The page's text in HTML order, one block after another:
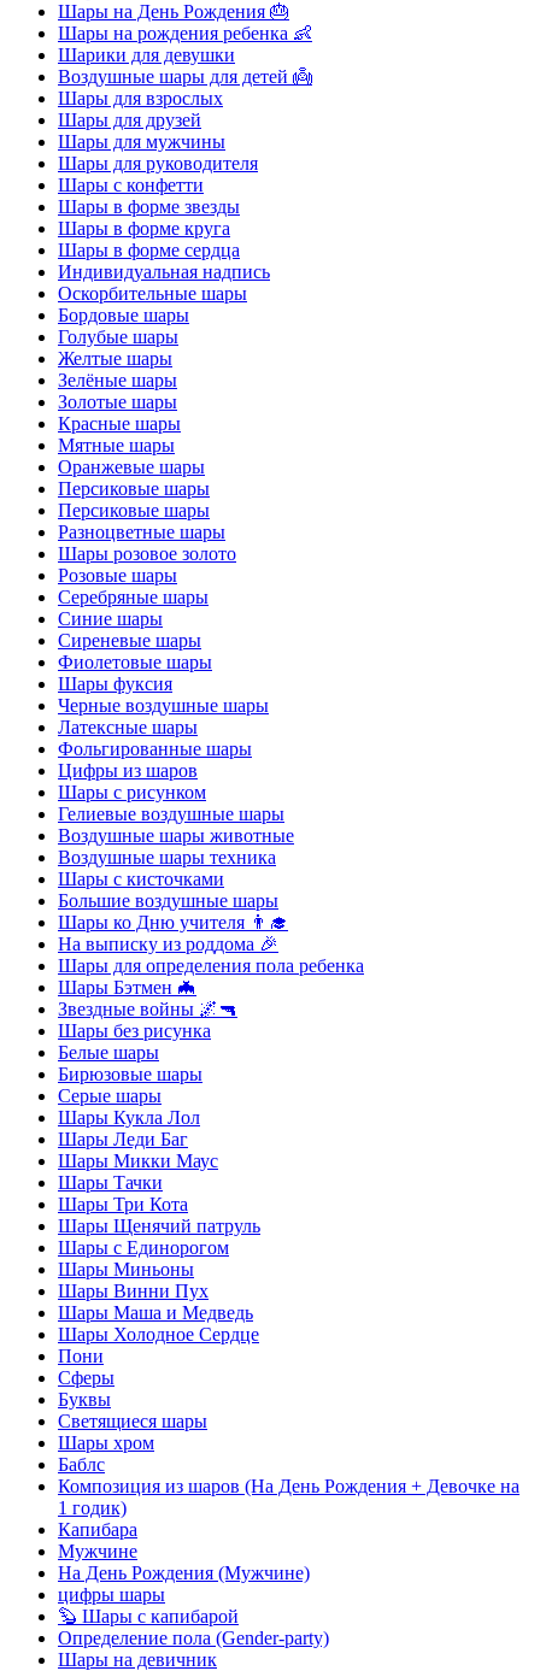
Шары на День Рождения 🎂
Шары на рождения ребенка 👶
Шарики для девушки
Воздушные шары для детей 👼
Шары для взрослых
Шары для друзей
Шары для мужчины
Шары для руководителя
Шары с конфетти
Шары в форме звезды
Шары в форме круга
Шары в форме сердца
Индивидуальная надпись
Оскорбительные шары
Бордовые шары
Голубые шары
Желтые шары
Зелёные шары
Золотые шары
Красные шары
Мятные шары
Оранжевые шары
Персиковые шары
Персиковые шары
Разноцветные шары
Шары розовое золото
Розовые шары
Серебряные шары
Синие шары
Сиреневые шары
Фиолетовые шары
Шары фуксия
Черные воздушные шары
Латексные шары
Фольгированные шары
Цифры из шаров
Шары с рисунком
Гелиевые воздушные шары
Воздушные шары животные
Воздушные шары техника
Шары с кисточками
Большие воздушные шары
Шары ко Дню учителя 👨‍🎓
На выписку из роддома 🎉
Шары для определения пола ребенка
Шары Бэтмен 🦇
Звездные войны 🌌🔫
Шары без рисунка
Белые шары
Бирюзовые шары
Серые шары
Шары Кукла Лол
Шары Леди Баг
Шары Микки Маус
Шары Тачки
Шары Три Кота
Шары Щенячий патруль
Шары с Единорогом
Шары Миньоны
Шары Винни Пух
Шары Маша и Медведь
Шары Холодное Сердце
Пони
Сферы
Буквы
Светящиеся шары
Шары хром
Баблс
Композиция из шаров (На День Рождения + Девочке на
1 годик)
Капибара
Мужчине
На День Рождения (Мужчине)
цифры шары
🦫 Шары с капибарой
Определение пола (Gender-party)
Шары на девичник